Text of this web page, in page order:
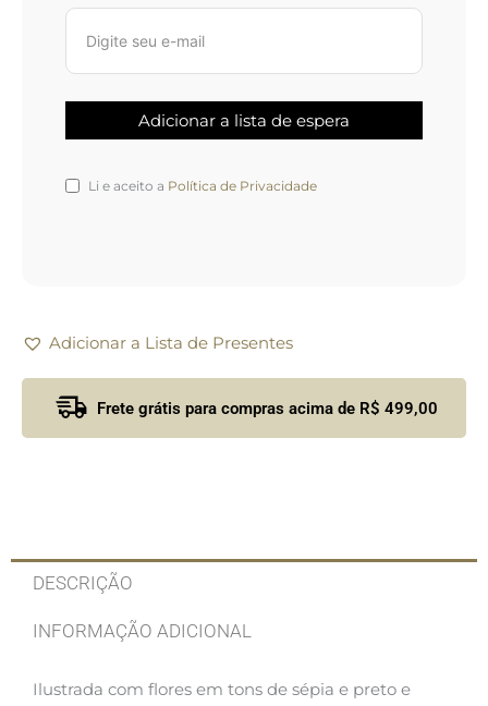
Li e aceito a Política de Privacidade
Adicionar a Lista de Presentes
Frete grátis para compras acima de R$ 499,00
DESCRIÇÃO
INFORMAÇÃO ADICIONAL
Ilustrada com flores em tons de sépia e preto e